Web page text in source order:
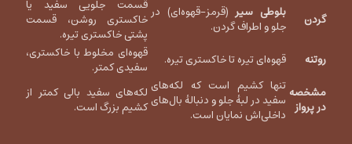
گردن
بلوطی سیر(قرمز-قهوه‌ای) در
جلو و اطراف گردن.
قسمت جلویی سفید یا
خاکستری روشن، قسمت
پشتی خاکستری تیره.
روتنه‌
قهوه‌ای تیره تا خاکستری تیره.
قهوه‌ای مخلوط با خاکستری،
سفیدی کمتر.
مشخصه
در پرواز
تنها کشیم است که لکه‌های
سفید در لبهٔ جلو و دنبالهٔ بال‌های
داخلی‌اش نمایان است.
لکه‌های سفید بالی کمتر از
کشیم بزرگ است.